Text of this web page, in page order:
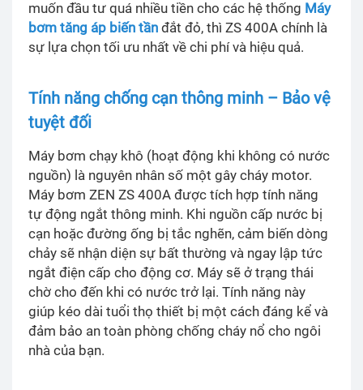
muốn đầu tư quá nhiều tiền cho các hệ thống Máy
bơm tăng áp biến tần đắt đỏ, thì ZS 400A chính là
sự lựa chọn tối ưu nhất về chi phí và hiệu quả.
Tính năng chống cạn thông minh – Bảo vệ
tuyệt đối
Máy bơm chạy khô (hoạt động khi không có nước
nguồn) là nguyên nhân số một gây cháy motor.
Máy bơm ZEN ZS 400A được tích hợp tính năng
tự động ngắt thông minh. Khi nguồn cấp nước bị
cạn hoặc đường ống bị tắc nghẽn, cảm biến dòng
chảy sẽ nhận diện sự bất thường và ngay lập tức
ngắt điện cấp cho động cơ. Máy sẽ ở trạng thái
chờ cho đến khi có nước trở lại. Tính năng này
giúp kéo dài tuổi thọ thiết bị một cách đáng kể và
đảm bảo an toàn phòng chống cháy nổ cho ngôi
nhà của bạn.